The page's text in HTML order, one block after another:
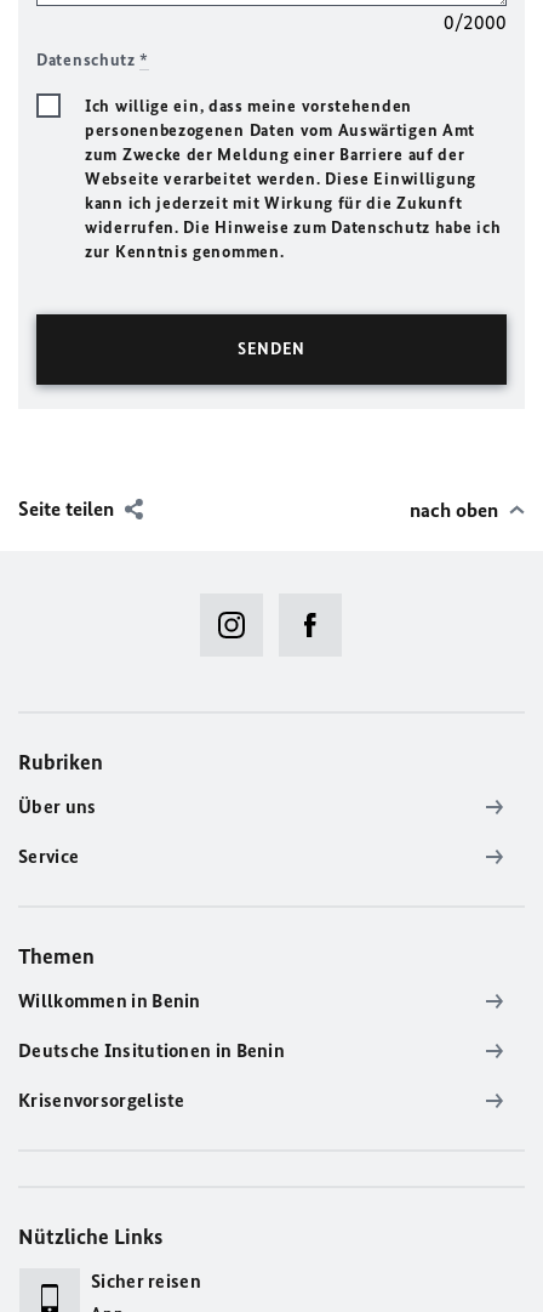
0/2000
Datenschutz*
Ich willige ein, dass meine vorstehenden
personenbezogenen Daten vom Auswärtigen Amt
zum Zwecke der Meldung einer Barriere auf der
Webseite verarbeitet werden. Diese Einwilligung
kann ich jederzeit mit Wirkung für die Zukunft
widerrufen. Die Hinweise zum Datenschutz habe ich
zur Kenntnis genommen.
Seite teilen nach oben
Rubriken
Über uns
Service
Themen
Willkommen in Benin
Deutsche Insitutionen in Benin
Krisenvorsorgeliste
Nützliche Links
Sicher reisen